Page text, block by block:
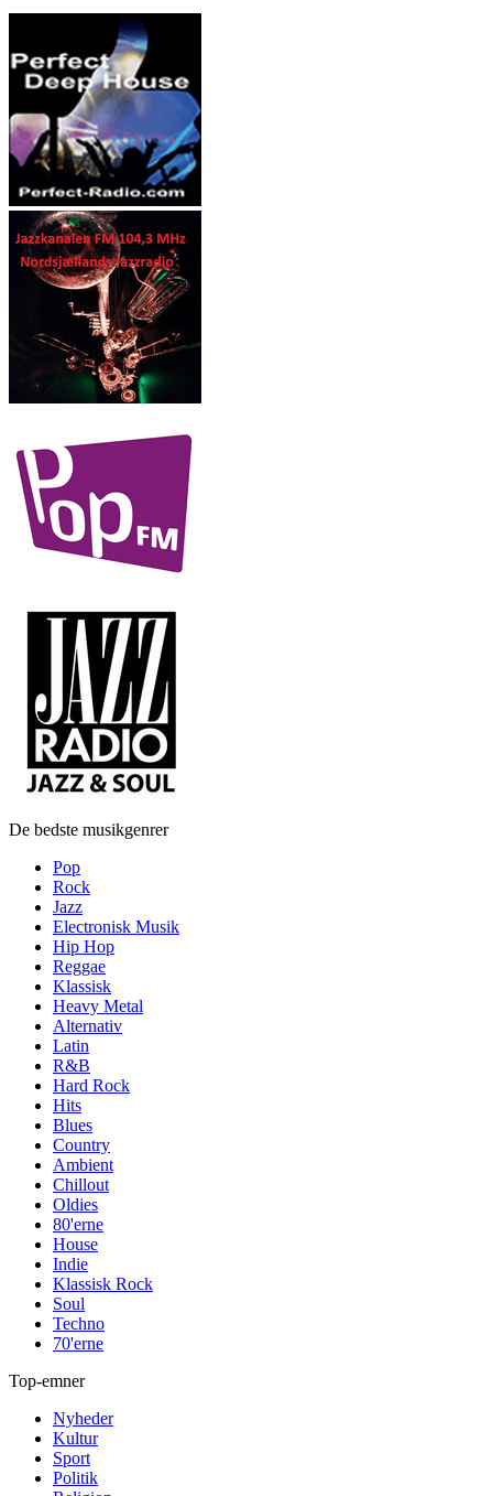
De bedste musikgenrer
Pop
Rock
Jazz
Electronisk Musik
Hip Hop
Reggae
Klassisk
Heavy Metal
Alternativ
Latin
R&B
Hard Rock
Hits
Blues
Country
Ambient
Chillout
Oldies
80'erne
House
Indie
Klassisk Rock
Soul
Techno
70'erne
Top-emner
Nyheder
Kultur
Sport
Politik